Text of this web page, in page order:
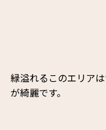
緑溢れるこのエリア
が綺麗です。